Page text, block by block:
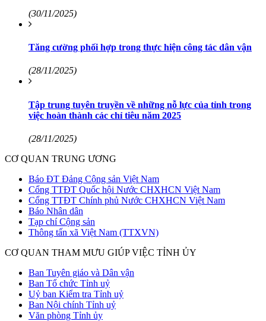
(30/11/2025)
Tăng cường phối hợp trong thực hiện công tác dân vận
(28/11/2025)
Tập trung tuyên truyền về những nỗ lực của tỉnh trong
việc hoàn thành các chỉ tiêu năm 2025
(28/11/2025)
CƠ QUAN TRUNG ƯƠNG
Báo ĐT Đảng Cộng sản Việt Nam
Cổng TTĐT Quốc hội Nước CHXHCN Việt Nam
Cổng TTĐT Chính phủ Nước CHXHCN Việt Nam
Báo Nhân dân
Tạp chí Cộng sản
Thông tấn xã Việt Nam (TTXVN)
CƠ QUAN THAM MƯU GIÚP VIỆC TỈNH ỦY
Ban Tuyên giáo và Dân vận
Ban Tổ chức Tỉnh uỷ
Uỷ ban Kiểm tra Tỉnh uỷ
Ban Nội chính Tỉnh uỷ
Văn phòng Tỉnh ủy